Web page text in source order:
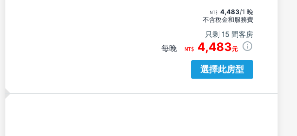
4,483/1 晚
不含稅金和服務費
只剩 15 間客房
每晚 4,483元
選擇此房型